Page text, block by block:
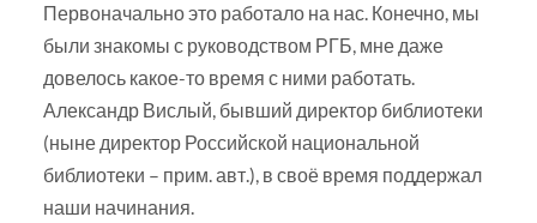
Первоначально это работало на нас. Конечно, мы
были знакомы с руководством РГБ, мне даже
довелось какое-то время с ними работать.
Александр Вислый, бывший директор библиотеки
(ныне директор Российской национальной
библиотеки – прим. авт.), в своё время поддержал
наши начинания.